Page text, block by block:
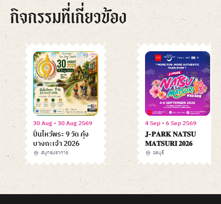
กิจกรรมที่เกี่ยวข้อง
30 Aug - 30 Aug 2569
ปั่นไหว้พระ 9 วัด คุ้ง
บางกะเจ้า 2026
สมุทรปราการ
4 Sep - 6 Sep 2569
𝐉-𝐏𝐀𝐑𝐊 𝐍𝐀𝐓𝐒𝐔
𝐌𝐀𝐓𝐒𝐔𝐑𝐈 𝟐𝟎𝟐𝟔
ชลบุรี
of